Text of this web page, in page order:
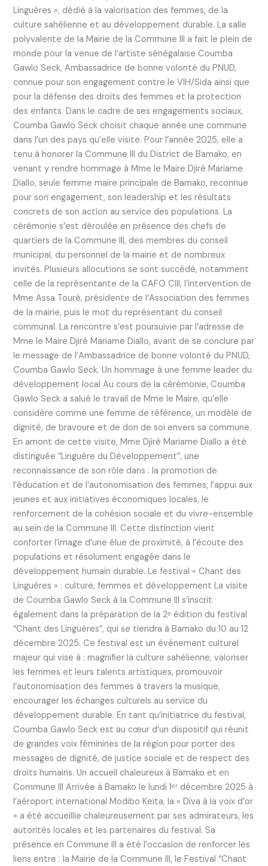
Linguères », dédié à la valorisation des femmes, de la
culture sahélienne et au développement durable. La salle
polyvalente de la Mairie de la Commune III a fait le plein de
monde pour la venue de l’artiste sénégalaise Coumba
Gawlo Seck, Ambassadrice de bonne volonté du PNUD,
connue pour son engagement contre le VIH/Sida ainsi que
pour la défense des droits des femmes et la protection
des enfants. Dans le cadre de ses engagements sociaux,
Coumba Gawlo Seck choisit chaque année une commune
dans l’un des pays qu’elle visite. Pour l’année 2025, elle a
tenu à honorer la Commune III du District de Bamako, en
venant y rendre hommage à Mme le Maire Djiré Mariame
Diallo, seule femme maire principale de Bamako, reconnue
pour son engagement, son leadership et les résultats
concrets de son action au service des populations. La
cérémonie s’est déroulée en présence des chefs de
quartiers de la Commune III, des membres du conseil
municipal, du personnel de la mairie et de nombreux
invités. Plusieurs allocutions se sont succédé, notamment
celle de la représentante de la CAFO CIII, l’intervention de
Mme Assa Touré, présidente de l’Association des femmes
de la mairie, puis le mot du représentant du conseil
communal. La rencontre s’est poursuivie par l’adresse de
Mme le Maire Djiré Mariame Diallo, avant de se conclure par
le message de l’Ambassadrice de bonne volonté du PNUD,
Coumba Gawlo Seck. Un hommage à une femme leader du
développement local Au cours de la cérémonie, Coumba
Gawlo Seck a salué le travail de Mme le Maire, qu’elle
considère comme une femme de référence, un modèle de
dignité, de bravoure et de don de soi envers sa commune.
En amont de cette visite, Mme Djiré Mariame Diallo a été
distinguée “Linguère du Développement”, une
reconnaissance de son rôle dans : la promotion de
l’éducation et de l’autonomisation des femmes, l’appui aux
jeunes et aux initiatives économiques locales, le
renforcement de la cohésion sociale et du vivre-ensemble
au sein de la Commune III. Cette distinction vient
conforter l’image d’une élue de proximité, à l’écoute des
populations et résolument engagée dans le
développement humain durable. Le festival « Chant des
Linguères » : culture, femmes et développement La visite
de Coumba Gawlo Seck à la Commune III s’inscrit
également dans la préparation de la 2ᵉ édition du festival
“Chant des Linguères”, qui se tiendra à Bamako du 10 au 12
décembre 2025. Ce festival est un événement culturel
majeur qui vise à : magnifier la culture sahélienne, valoriser
les femmes et leurs talents artistiques, promouvoir
l’autonomisation des femmes à travers la musique,
encourager les échanges culturels au service du
développement durable. En tant qu’initiatrice du festival,
Coumba Gawlo Seck est au cœur d’un dispositif qui réunit
de grandes voix féminines de la région pour porter des
messages de dignité, de justice sociale et de respect des
droits humains. Un accueil chaleureux à Bamako et en
Commune III Arrivée à Bamako le lundi 1ᵉʳ décembre 2025 à
l’aéroport international Modibo Keïta, la « Diva à la voix d’or
» a été accueillie chaleureusement par ses admirateurs, les
autorités locales et les partenaires du festival. Sa
présence en Commune III a été l’occasion de renforcer les
liens entre : la Mairie de la Commune III, le Festival “Chant